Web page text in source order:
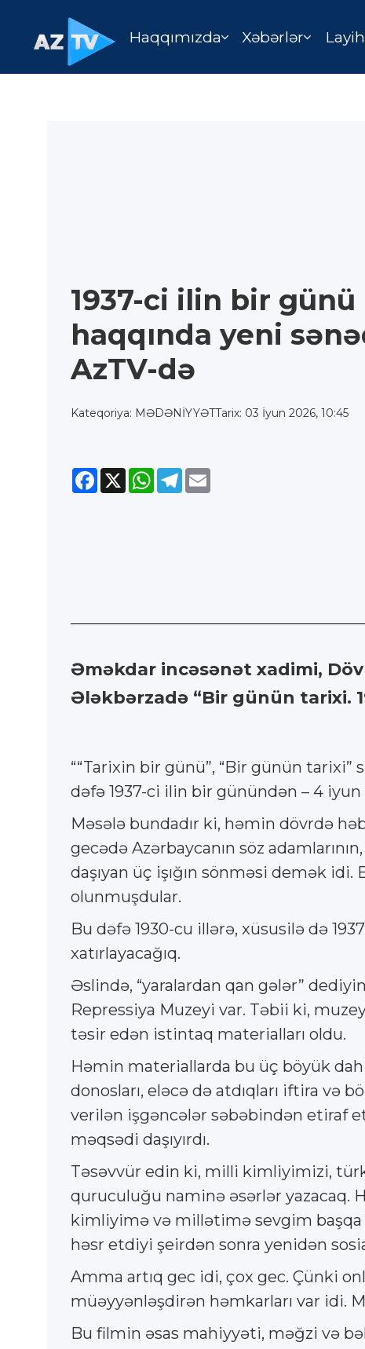
Haqqımızda Xəbərlər
1937-ci ilin bir günü
haqqında yeni
AzTV-də
Kateqoriya: MƏDƏNİYYƏTTarix: 03 İyun 2026, 10:45
Facebook
X WhatsApp
Telegram
Əməkdar incəsənət xadimi,
Ələkbərzadə “Bir günün tarixi.
““Tarixin bir günü”, “Bir günün tarixi”
dəfə 1937-ci ilin bir günündən – 4 iyun
Məsələ bundadır ki, həmin dövrdə
gecədə Azərbaycanın söz
daşıyan üç işığın sönməsi demək
olunmuşdular.
Bu dəfə 1930-cu illərə, xüsusilə də
xatırlayacağıq.
Əslində, “yaralardan qan gələr”
Repressiya Muzeyi var. Təbii ki,
təsir edən istintaq materialları oldu.
Həmin materiallarda bu üç böyük
donosları, eləcə də atdıqları iftira və
verilən işgəncələr səbəbindən etiraf
məqsədi daşıyırdı.
Təsəvvür edin ki, milli kimliyimizi,
quruculuğu naminə əsərlər yazacaq.
kimliyimə və millətimə sevgim başqa
həsr etdiyi şeirdən sonra yenidən
Amma artıq gec idi, çox gec. Çünki
müəyyənləşdirən həmkarları var idi.
Bu filmin əsas mahiyyəti, məğzi və